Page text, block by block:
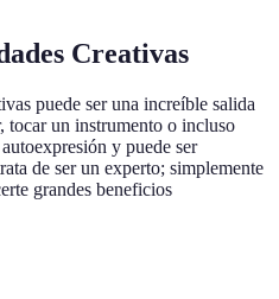
Creativas
puede ser una increíble salida
tocar un instrumento o incluso
y puede ser
de ser un experto; simplemente
grandes beneficios